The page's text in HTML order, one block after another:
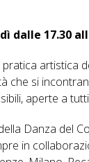
17.30
che si
aperte a
Danza del
in